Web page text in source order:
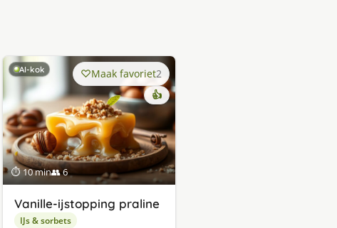
AI-kok
⏱ 10 min👥 6
Maak favoriet2
👍
Va­nil­le-ijstop­ping pra­li­ne
IJs & sorbets